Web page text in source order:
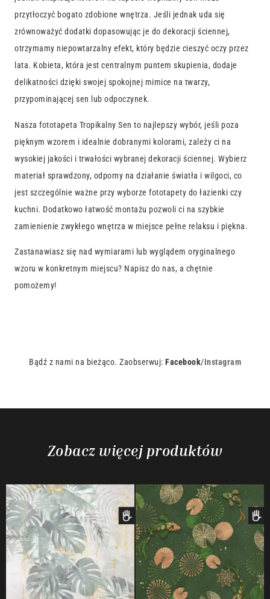
przytłoczyć bogato zdobione wnętrza. Jeśli jednak uda się
zrównoważyć dodatki dopasowując je do dekoracji ściennej,
otrzymamy niepowtarzalny efekt, który będzie cieszyć oczy przez
lata. Kobieta, która jest centralnym puntem skupienia, dodaje
delikatności dzięki swojej spokojnej mimice na twarzy,
przypominającej sen lub odpoczynek.
Nasza fototapeta Tropikalny Sen to najlepszy wybór, jeśli poza
pięknym wzorem i idealnie dobranymi kolorami, zależy ci na
wysokiej jakości i trwałości wybranej dekoracji ściennej. Wybierz
materiał sprawdzony, odporny na działanie światła i wilgoci, co
jest szczególnie ważne przy wyborze fototapety do łazienki czy
kuchni. Dodatkowo łatwość montażu pozwoli ci na szybkie
zamienienie zwykłego wnętrza w miejsce pełne relaksu i piękna.
Zastanawiasz się nad wymiarami lub wyglądem oryginalnego
wzoru w konkretnym miejscu? Napisz do nas, a chętnie
pomożemy!
Bądź z nami na bieżąco. Zaobserwuj: Facebook/Instagram
Zobacz więcej produktów